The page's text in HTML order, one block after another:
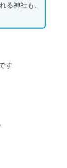
る神社も、
す